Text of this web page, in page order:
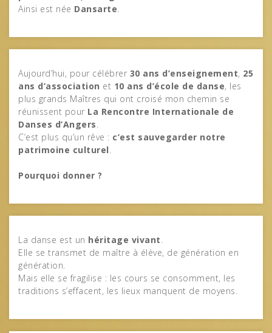
Ainsi est née Dansarte.
Aujourd’hui, pour célébrer 30 ans d’enseignement, 25
ans d’association et 10 ans d’école de danse, les
plus grands Maîtres qui ont croisé mon chemin se
réunissent pour La Rencontre Internationale de
Danses d’Angers.
C’est plus qu’un rêve : c’est sauvegarder notre
patrimoine culturel.
Pourquoi donner ?
La danse est un héritage vivant.
Elle se transmet de maître à élève, de génération en
génération.
Mais elle se fragilise : les cours se consomment, les
traditions s’effacent, les lieux manquent de moyens.